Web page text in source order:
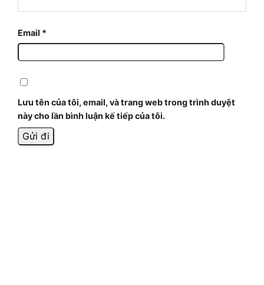
Email *
Lưu tên của tôi, email, và trang web trong trình duyệt
này cho lần bình luận kế tiếp của tôi.